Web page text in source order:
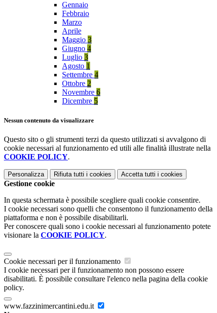
Gennaio
Febbraio
Marzo
Aprile
Maggio 3
Giugno 4
Luglio 3
Agosto 1
Settembre 4
Ottobre 2
Novembre 6
Dicembre 5
Nessun contenuto da visualizzare
Questo sito o gli strumenti terzi da questo utilizzati si avvalgono di
cookie necessari al funzionamento ed utili alle finalità illustrate nella
COOKIE POLICY.
Personalizza Rifiuta tutti i cookies Accetta tutti i cookies
Gestione cookie
In questa schermata è possibile scegliere quali cookie consentire.
I cookie necessari sono quelli che consentono il funzionamento della
piattaforma e non è possibile disabilitarli.
Per conoscere quali sono i cookie necessari al funzionamento potete
visionare la COOKIE POLICY.
Cookie necessari per il funzionamento
I cookie necessari per il funzionamento non possono essere
disabilitati. È possibile consultare l'elenco nella pagina della cookie
policy.
www.fazzinimercantini.edu.it